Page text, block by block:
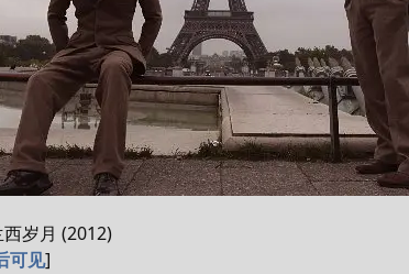
岁月 (2012)
可见]